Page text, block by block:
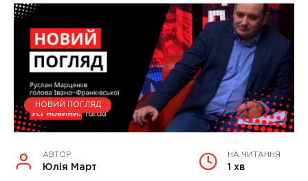
НОВИЙ ПОГЛЯД
АВТОР
Юлія Март
НА ЧИТАННЯ
1 хв